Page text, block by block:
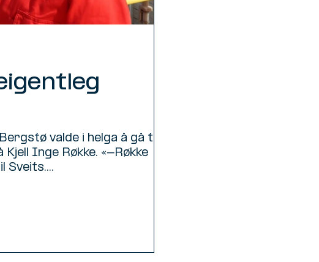
valde i helga å gå til
Inge Røkke. «-Røkke
Sveits....